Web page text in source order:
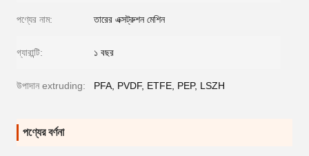
পণ্যের নাম: তারের এক্সট্রুশন মেশিন
গ্যারান্টি: ১ বছর
উপাদান extruding: PFA, PVDF, ETFE, PEP, LSZH
পণ্যের বর্ণনা